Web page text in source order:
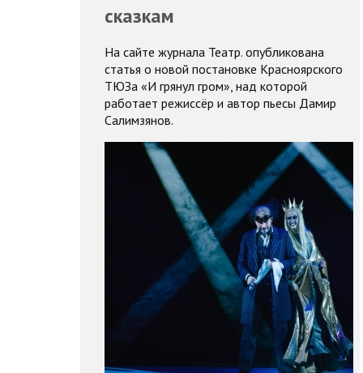
сказкам
На сайте журнала Театр. опубликована
статья о новой постановке Красноярского
ТЮЗа «И грянул гром», над которой
работает режиссёр и автор пьесы Дамир
Салимзянов.